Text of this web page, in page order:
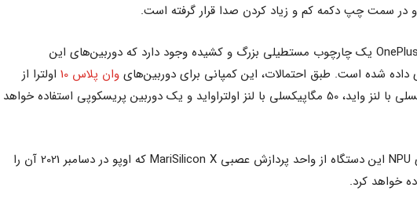
در سمت چپ دکمه کم و زیاد کردن صدا قرار گرفته است.
در پنل پشتی OnePlus10 Ultra یک چارچوب مستطیلی بزرگ و کشیده وجود دارد که دوربین‌های این
شده است. طبق احتمالات، این کمپانی برای دوربین‌های وان پلاس 10
اولترا از
سنسور‌های 48 مگاپیکسلی با لنز واید، 50 مگاپیکسلی با لنز اولتراواید و یک دوربین پریسکوپی استفاده خواهد
احتمالا برای NPU این دستگاه از واحد پردازش عصبی MariSilicon X که اوپو در دسامبر 2021 آن را
خواهد کرد.